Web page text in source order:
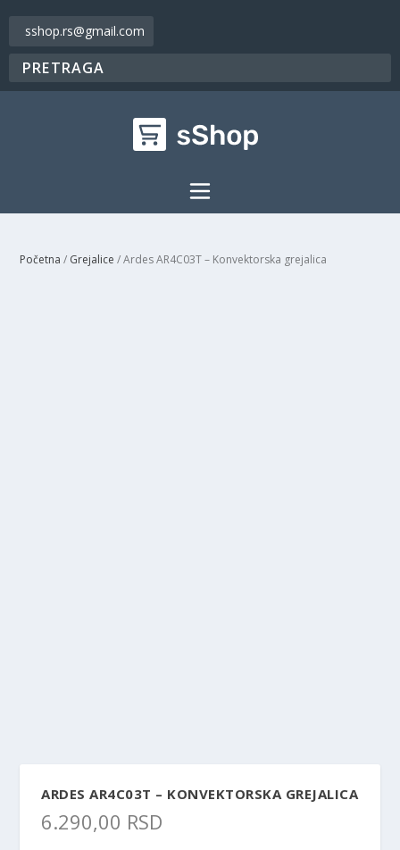
sshop.rs@gmail.com
Početna / Grejalice / Ardes AR4C03T – Konvektorska grejalica
ARDES AR4C03T – KONVEKTORSKA GREJALICA
6.290,00 RSD